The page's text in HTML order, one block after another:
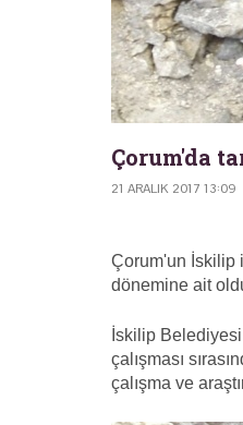
Çorum'da
21 ARALIK 2017 13:09
Çorum'un İskilip
dönemine ait
İskilip
çalışması
çalışma ve